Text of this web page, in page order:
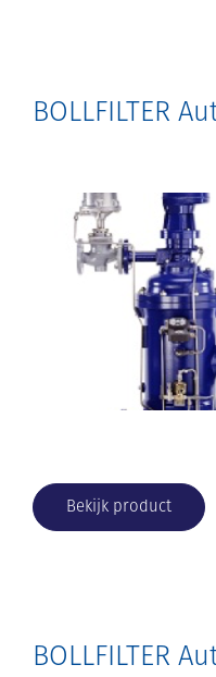
BOLLFILTER
Bekijk product
BOLLFILTER